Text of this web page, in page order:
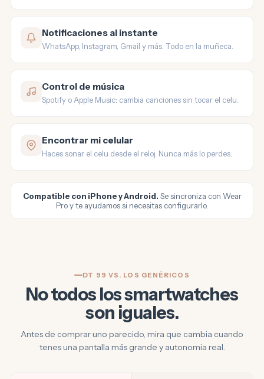
Notificaciones al instante
WhatsApp, Instagram, Gmail y más. Todo en la muñeca.
Control de música
Spotify o Apple Music: cambia canciones sin tocar el celu.
Encontrar mi celular
Haces sonar el celu desde el reloj. Nunca más lo perdes.
Compatible con iPhone y Android. Se sincroniza con Wear
Pro y te ayudamos si necesitas configurarlo.
DT 99 VS. LOS GENÉRICOS
No todos los smartwatches
son iguales.
Antes de comprar uno parecido, mira que cambia cuando
tenes una pantalla más grande y autonomia real.